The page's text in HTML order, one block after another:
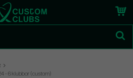
- 6 klubbor (custom)